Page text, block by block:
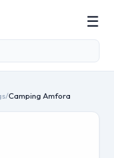
☰
/Camping Amfora